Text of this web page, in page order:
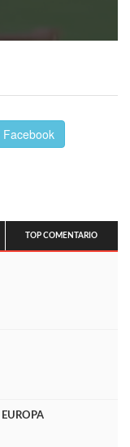
Facebook
TOP COMENTARIO